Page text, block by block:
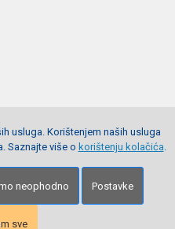
Sva prava pridržana. Izrada stranica
d.o.o.
usluga. Korištenjem naših usluga
Saznajte više o korištenju kolačića.
neophodno Postavke
sve